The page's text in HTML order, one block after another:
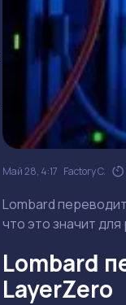
Май 28, 4:17 Factory C.
Lombard
что это значит для
Lombard
LayerZero